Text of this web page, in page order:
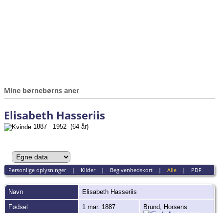
Mine børnebørns aner
Elisabeth Hasseriis
1887 - 1952 (64 år)
Personlige oplysninger| Kilder| Begivenhedskort| Alle| PDF
Navn Elisabeth Hasseriis
Fødsel 1 mar. 1887 Brund, Horsens